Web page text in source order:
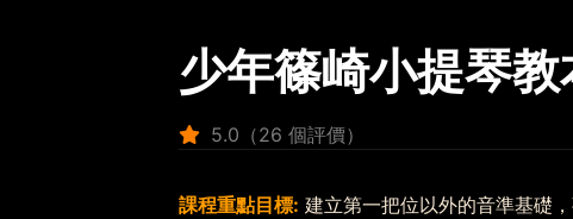
少年篠崎小提琴
5.0（26 個評價）
課程重點目標: 建立第一把位以外的音準基礎